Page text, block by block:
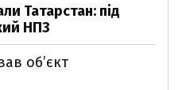
Татарстан: під
НПЗ
обʼєкт